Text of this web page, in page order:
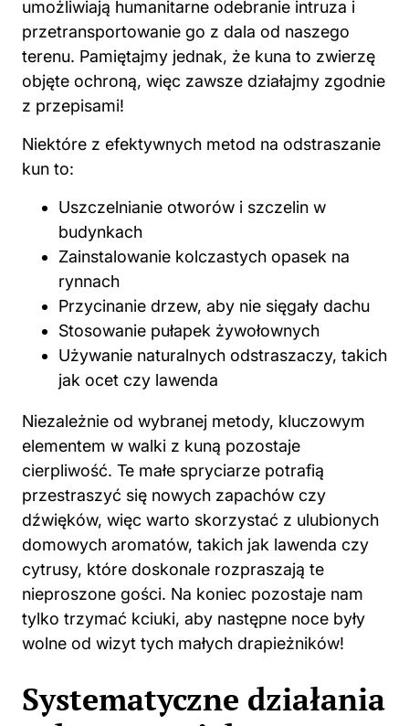
terenu. Pamiętajmy jednak, że kuna to zwierzę
objęte ochroną, więc zawsze działajmy zgodnie
z przepisami!
Niektóre z efektywnych metod na odstraszanie
Uszczelnianie otworów i szczelin w
Zainstalowanie kolczastych opasek na
rynnach
Przycinanie drzew, aby nie sięgały dachu
Stosowanie pułapek żywołownych
Używanie naturalnych odstraszaczy, takich
jak ocet czy lawenda
Niezależnie od wybranej metody, kluczowym
cierpliwość. Te małe spryciarze potrafią
przestraszyć się nowych zapachów czy
dźwięków, więc warto skorzystać z ulubionych
domowych aromatów, takich jak lawenda czy
cytrusy, które doskonale rozpraszają te
nieproszone gości. Na koniec pozostaje nam
tylko trzymać kciuki, aby następne noce były
wolne od wizyt tych małych drapieżników!
Systematyczne działania
ochronne – jak